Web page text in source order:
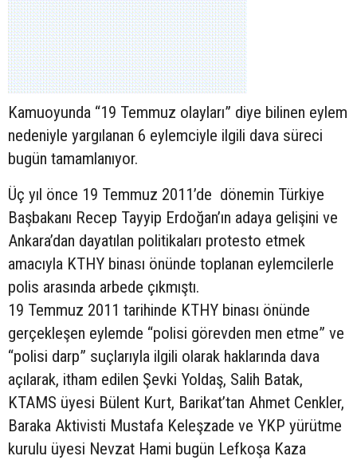
Kamuoyunda “19 Temmuz olayları” diye bilinen eylem
nedeniyle yargılanan 6 eylemciyle ilgili dava süreci
bugün tamamlanıyor.
Üç yıl önce 19 Temmuz 2011’de dönemin Türkiye
Başbakanı Recep Tayyip Erdoğan’ın adaya gelişini ve
Ankara’dan dayatılan politikaları protesto etmek
amacıyla KTHY binası önünde toplanan eylemcilerle
polis arasında arbede çıkmıştı.
19 Temmuz 2011 tarihinde KTHY binası önünde
gerçekleşen eylemde “polisi görevden men etme” ve
“polisi darp” suçlarıyla ilgili olarak haklarında dava
açılarak, itham edilen Şevki Yoldaş, Salih Batak,
KTAMS üyesi Bülent Kurt, Barikat’tan Ahmet Cenkler,
Baraka Aktivisti Mustafa Keleşzade ve YKP yürütme
kurulu üyesi Nevzat Hami bugün Lefkoşa Kaza